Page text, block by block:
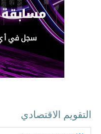
التقويم الاقتصادي